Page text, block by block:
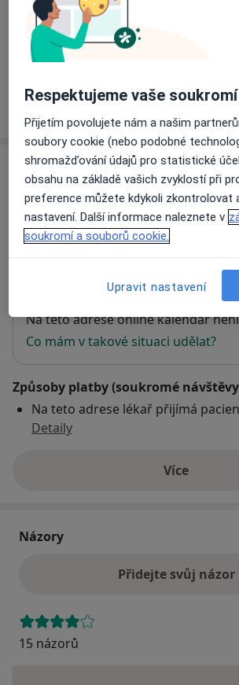
Stomatologická chirurgie
Detaily
Adresa
Ústní hygiena s.r.o.
Rumunská 655/9, Liberec460 01
se otevře
Dostupnost
Na této adrese online kalendář
Co mám v takové situaci udělat?
Způsoby platby (soukromé
Na teto adrese lékař přijímá
Detaily
Víceo adrese
Názory
Přidejte svůj názor
15 názorů
Respektujeme vaše soukromí
Přijetím povolujete nám a našim
soubory cookie (nebo podobné
shromažďování údajů pro statistické
obsahu na základě vašich zvyklostí při
preference můžete kdykoli zkontrolovat
nastavení. Další informace naleznete v
soukromí a souborů cookie.
Upravit nastavení